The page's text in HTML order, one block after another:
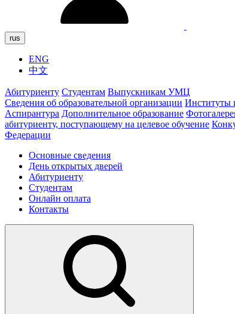
rus
ENG
中文
Абитуриенту Студентам Выпускникам УМЦ
Сведения об образовательной организации Институты
Аспирантура Дополнительное образование
абитуриенту, поступающему на целевое обучение
Федерации
Основные сведения
День открытых дверей
Абитуриенту
Студентам
Онлайн оплата
Контакты